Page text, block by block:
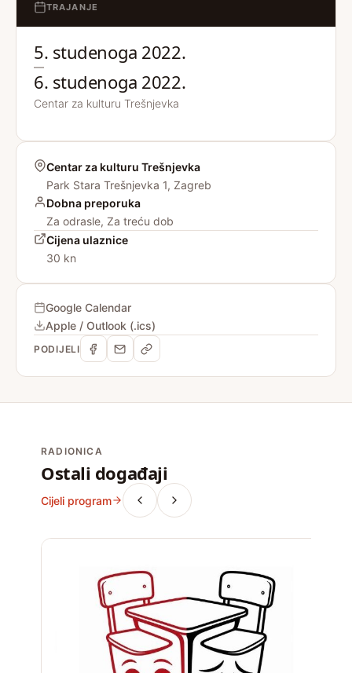
TRAJANJE
5. studenoga 2022.
—
6. studenoga 2022.
Centar za kulturu Trešnjevka
Centar za kulturu Trešnjevka
Park Stara Trešnjevka 1, Zagreb
Dobna preporuka
Za odrasle, Za treću dob
Cijena ulaznice
30 kn
Google Calendar
Apple / Outlook (.ics)
PODIJELI
RADIONICA
Ostali događaji
Cijeli program